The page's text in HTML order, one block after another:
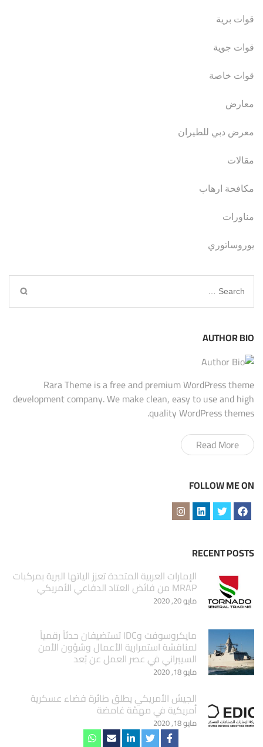
قوات برية
قوات جوية
قوات خاصة
معارض
معرض دبي للطيران
مقالات
مكافحة ارهاب
مناورات
يوروساتوري
Search
for:
AUTHOR BIO
Rara Theme is a free and premium WordPress theme
development company. We make clean, easy to use and high
quality WordPress themes.
Read More
FOLLOW ME ON
RECENT POSTS
الإمارات العربية المتحدة تعزز الياتها البرية بمركبات
MRAP من فائض العتاد الدفاعي الأمريكي
مايو 20, 2020
مايكروسوفت وIDC تستضيفان حدثاً رقمياً
لمناقشة استمرارية الأعمال وشؤون الأمن
السيبراني في عصر العمل عن بُعد
مايو 18, 2020
الجيش الأمريكي يطلق طائرة فضاء عسكرية
أمريكية في مهمّة غامضة
مايو 18, 2020